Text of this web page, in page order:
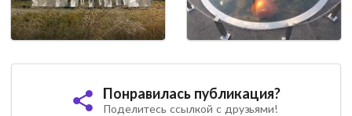
Понравилась публикация?
Поделитесь ссылкой с друзьями!